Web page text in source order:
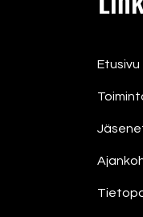
Etusivu